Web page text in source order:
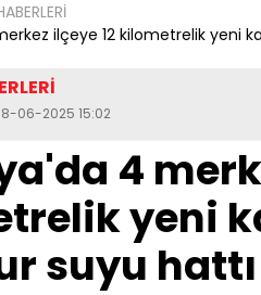
ilçeye 12 kilometrelik yeni
06-2025 15:02
4
yeni
suyu hattı